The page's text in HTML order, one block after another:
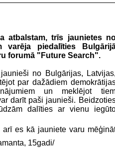
atbalstam, trīs jaunietes
piedalīties
forumā "Future Search".
no Bulgārijas, Latvijas,
par dažādiem
un meklējot
darīt paši jaunieši.
dalīties ar vienu
es kā jauniete varu
15gadi/